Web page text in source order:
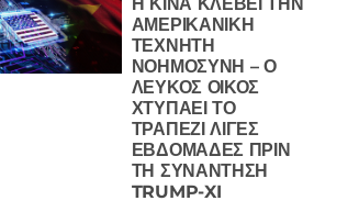
ΑΜΕΡΙΚΑΝΙΚΗ
ΤΕΧΝΗΤΗ
ΝΟΗΜΟΣΥΝΗ – Ο
ΛΕΥΚΟΣ ΟΙΚΟΣ
ΧΤΥΠΑΕΙ ΤΟ
ΤΡΑΠΕΖΙ ΛΙΓΕΣ
ΕΒΔΟΜΑΔΕΣ ΠΡΙΝ
ΤΗ ΣΥΝΑΝΤΗΣΗ
TRUMP-XI